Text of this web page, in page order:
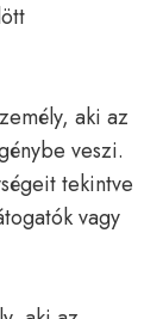
aki az
veszi.
tekintve
vagy